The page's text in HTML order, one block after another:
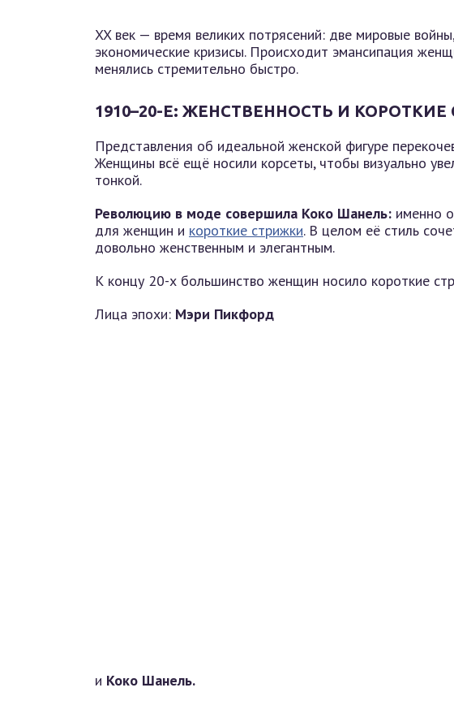
XX век — время великих потрясений: две мировые
экономические кризисы. Происходит эмансипация
менялись стремительно быстро.
1910–20-Е: ЖЕНСТВЕННОСТЬ И
Представления об идеальной женской фигуре
Женщины всё ещё носили корсеты, чтобы визуально
тонкой.
Революцию в моде совершила Коко Шанель: именно
для женщин и короткие стрижки. В целом её стиль
довольно женственным и элегантным.
К концу 20-х большинство женщин носило короткие
Лица эпохи: Мэри Пикфорд
и Коко Шанель.